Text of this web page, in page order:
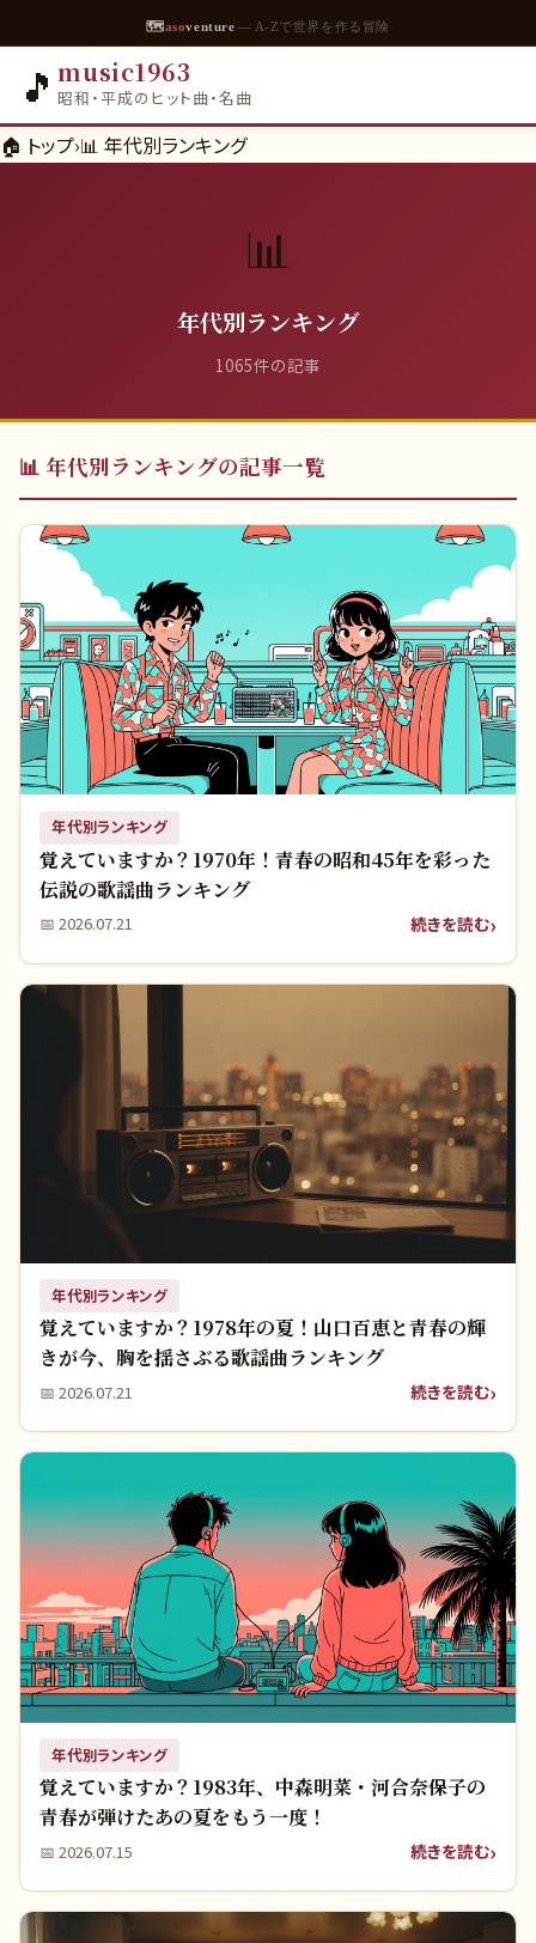
🗺asoventure — A-Zで世界を作る冒険
🎵 music1963
昭和・平成のヒット曲・名曲
🏠 トップ›📊 年代別ランキング
📊
年代別ランキング
1065件の記事
📊 年代別ランキングの記事一覧
年代別ランキング
覚えていますか？1970年！青春の昭和45年を彩った
伝説の歌謡曲ランキング
📅 2026.07.21 続きを読む
年代別ランキング
覚えていますか？1978年の夏！山口百恵と青春の輝
きが今、胸を揺さぶる歌謡曲ランキング
📅 2026.07.21 続きを読む
年代別ランキング
覚えていますか？1983年、中森明菜・河合奈保子の
青春が弾けたあの夏をもう一度！
📅 2026.07.15 続きを読む